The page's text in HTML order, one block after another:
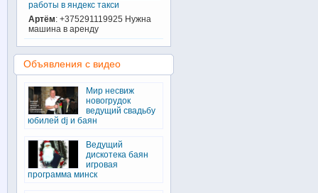
работы в яндекс такси
Артём: +375291119925 Нужна
машина в аренду
Объявления с видео
Мир несвиж
новогрудок
ведущий свадьбу
юбилей dj и баян
Ведущий
дискотека баян
игровая
программа минск